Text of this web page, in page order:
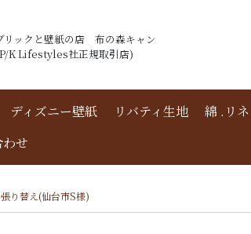
ックと壁紙の店 布の森キャン
K Lifestyles社正規取引店)
ディズニー壁紙 リバティ生地 綿 .リ
せ
り替え(仙台市S様)